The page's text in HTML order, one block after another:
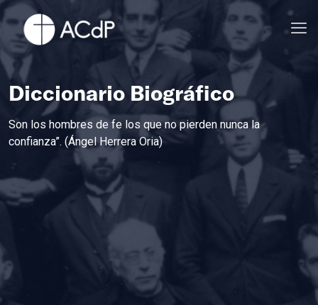
Diccionario Biográfico
Son los hombres de fe los que no pierden nunca la
confianza”. (Ángel Herrera Oria)